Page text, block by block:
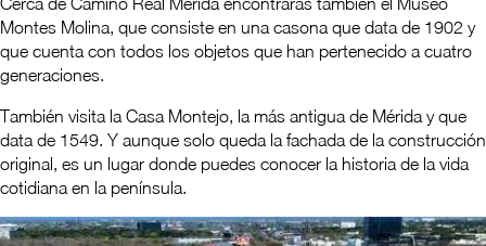
Montes Molina, que consiste en una casona que data de 1902 y
que cuenta con todos los objetos que han pertenecido a cuatro
generaciones.
También visita la Casa Montejo, la más antigua de Mérida y que
data de 1549. Y aunque solo queda la fachada de la construcción
original, es un lugar donde puedes conocer la historia de la vida
cotidiana en la península.